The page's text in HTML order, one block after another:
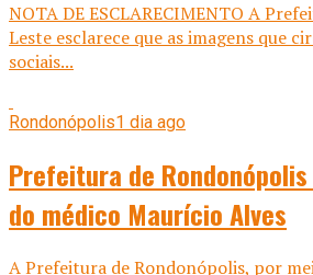
NOTA DE ESCLARECIMENTO A
Leste esclarece que as imagens que
sociais...
Rondonópolis1 dia ago
Prefeitura de
do médico Maurício Alves
A Prefeitura de Rondonópolis, por